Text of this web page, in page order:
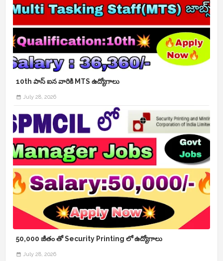
10th పాస్ ఐన వారికి MTS ఉద్యోగాలు
July 28, 2026
50,000 జీతం తో Security Printing లో ఉద్యోగాలు
July 28, 2026